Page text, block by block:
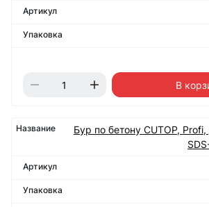
В
Бур по бетону CUTOP,